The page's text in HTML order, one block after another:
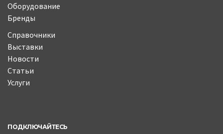
Оборудование
Бренды
Справочники
Выставки
Новости
Статьи
Услуги
ПОДКЛЮЧАЙТЕСЬ